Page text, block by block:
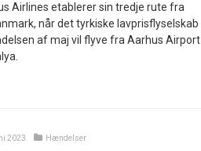
Airlines etablerer sin tredje rute fra
når det tyrkiske lavprisflyselskab
af maj vil flyve fra Aarhus Airport
2023 Hændelser